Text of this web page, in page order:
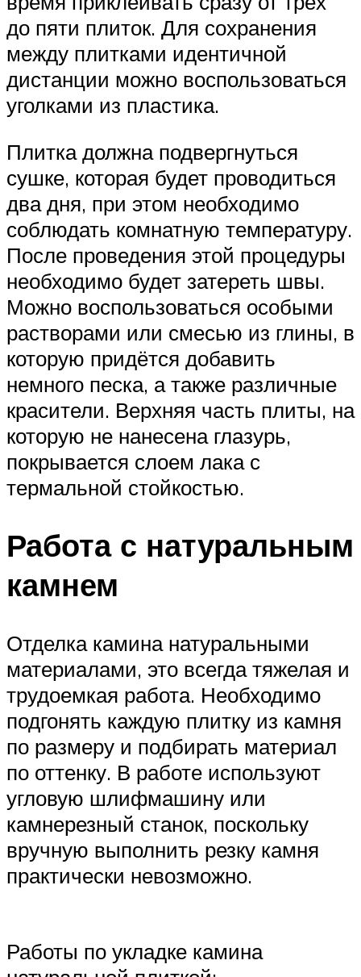
до пяти плиток. Для сохранения
между плитками идентичной
дистанции можно воспользоваться
уголками из пластика.
Плитка должна подвергнуться
сушке, которая будет проводиться
два дня, при этом необходимо
соблюдать комнатную температуру.
После проведения этой процедуры
необходимо будет затереть швы.
Можно воспользоваться особыми
растворами или смесью из глины, в
которую придётся добавить
немного песка, а также различные
красители. Верхняя часть плиты, на
которую не нанесена глазурь,
покрывается слоем лака с
термальной стойкостью.
Работа с натуральным
камнем
Отделка камина натуральными
материалами, это всегда тяжелая и
трудоемкая работа. Необходимо
подгонять каждую плитку из камня
по размеру и подбирать материал
по оттенку. В работе используют
угловую шлифмашину или
камнерезный станок, поскольку
вручную выполнить резку камня
практически невозможно.
Работы по укладке камина